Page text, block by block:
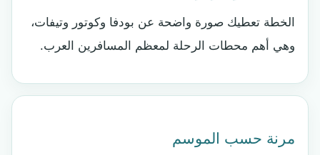
الخطة تعطيك صورة واضحة عن بودفا وكوتور وتيفات،
وهي أهم محطات الرحلة لمعظم المسافرين العرب.
مرنة حسب الموسم